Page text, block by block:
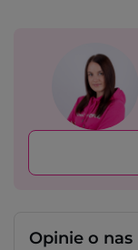
Opinie o nas